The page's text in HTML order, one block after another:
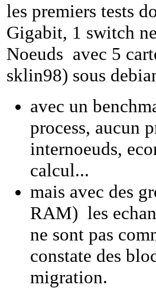
les premiers tests
Gigabit, 1 switch
Noeuds avec 5
sklin98) sous
avec un
process, aucun
internoeuds,
calcul...
mais avec des
RAM) les
ne sont pas
constate des
migration.